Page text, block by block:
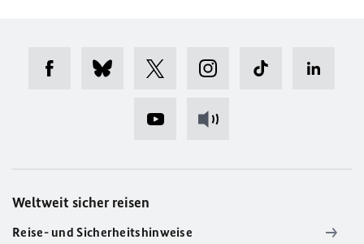
Weltweit sicher reisen
Reise- und Sicherheitshinweise